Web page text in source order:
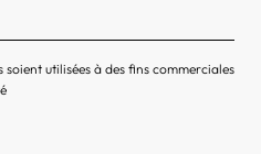
soient utilisées à des fins commerciales